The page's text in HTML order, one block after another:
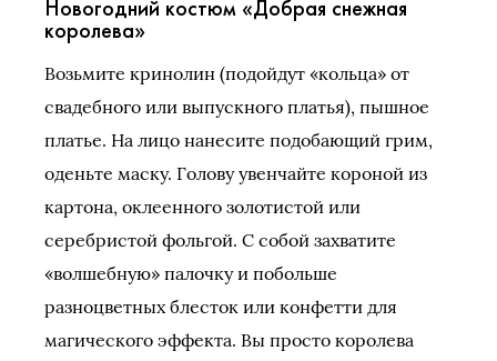
Новогодний костюм «Добрая снежная
королева»
Возьмите кринолин (подойдут «кольца» от
свадебного или выпускного платья), пышное
платье. На лицо нанесите подобающий грим,
оденьте маску. Голову увенчайте короной из
картона, оклеенного золотистой или
серебристой фольгой. С собой захватите
«волшебную» палочку и побольше
разноцветных блесток или конфетти для
магического эффекта. Вы просто королева